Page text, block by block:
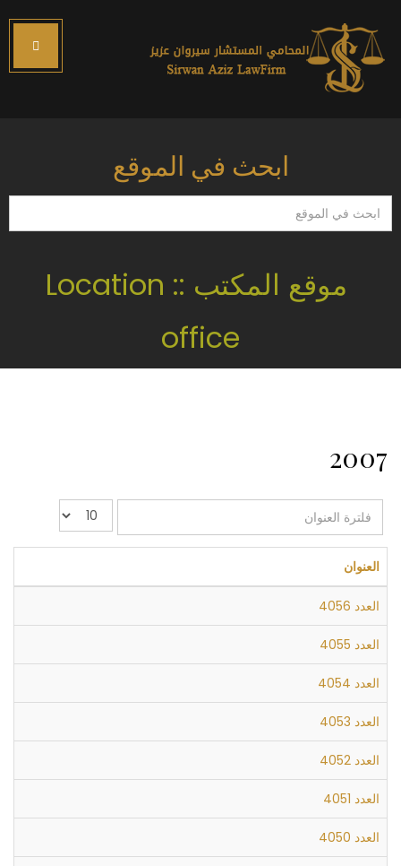
ابحث في الموقع
ابحث
في
موقع المكتب :: Location
office
2007
فلترة
العنوان
عدد
الإظهارات:
العنوان
العدد 4056
العدد 4055
العدد 4054
العدد 4053
العدد 4052
العدد 4051
العدد 4050